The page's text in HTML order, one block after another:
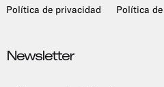
Política de privacidad
Política
Newsletter